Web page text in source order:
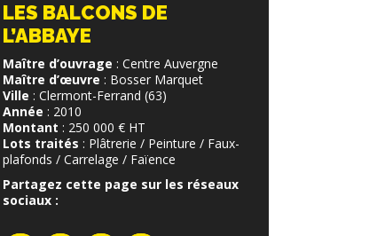
LES BALCONS DE
L’ABBAYE
Maître d’ouvrage : Centre Auvergne
Maître d’œuvre : Bosser Marquet
Ville : Clermont-Ferrand (63)
Année : 2010
Montant : 250 000 € HT
Lots traités : Plâtrerie / Peinture / Faux-
plafonds / Carrelage / Faïence
Partagez cette page sur les réseaux
sociaux :